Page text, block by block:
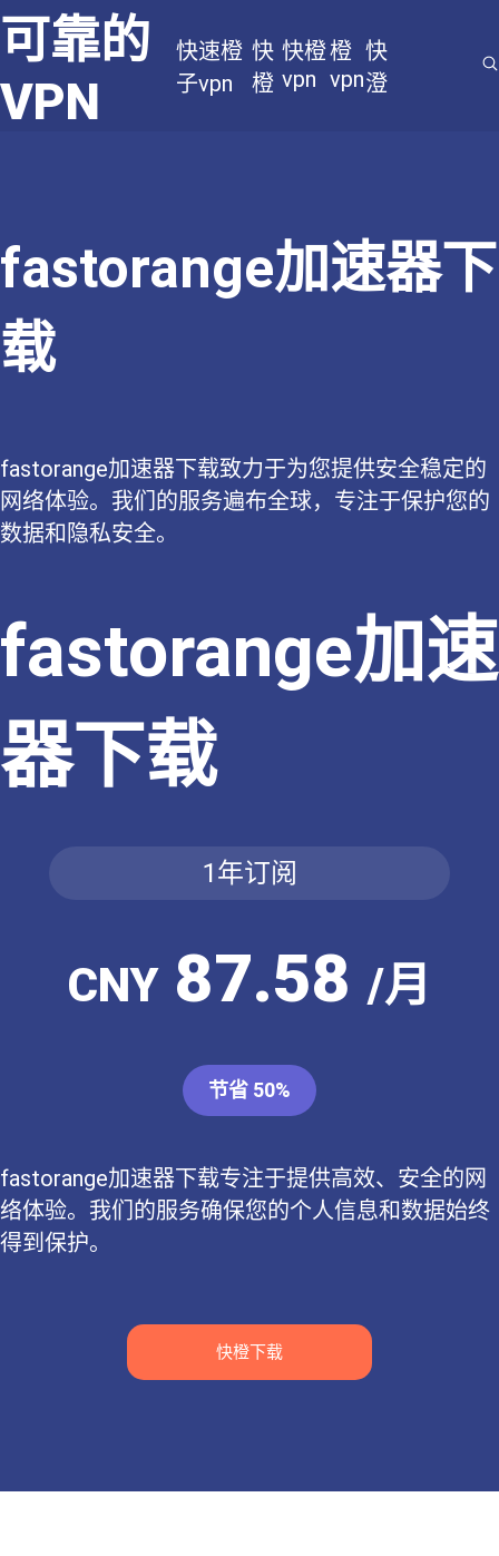
可靠的
VPN
快速橙
子vpn
快
橙
快橙
vpn
橙
vpn
快
澄
fastorange加速器下
载
fastorange加速器下载致力于为您提供安全稳定的
网络体验。我们的服务遍布全球，专注于保护您的
数据和隐私安全。
fastorange加速
器下载
1年订阅
CNY87.58 /月
节省 50%
fastorange加速器下载专注于提供高效、安全的网
络体验。我们的服务确保您的个人信息和数据始终
得到保护。
快橙下载